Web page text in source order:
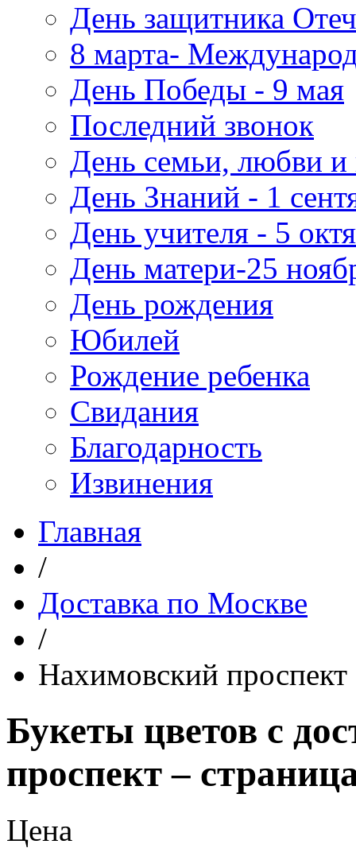
День защитника
8 марта-
День Победы - 9 мая
Последний звонок
День семьи, любви и
День Знаний - 1
День учителя - 5
День матери-25
День рождения
Юбилей
Рождение ребенка
Свидания
Благодарность
Извинения
Главная
/
Доставка по Москве
/
Нахимовский проспект
Букеты цветов с
проспект –
Цена